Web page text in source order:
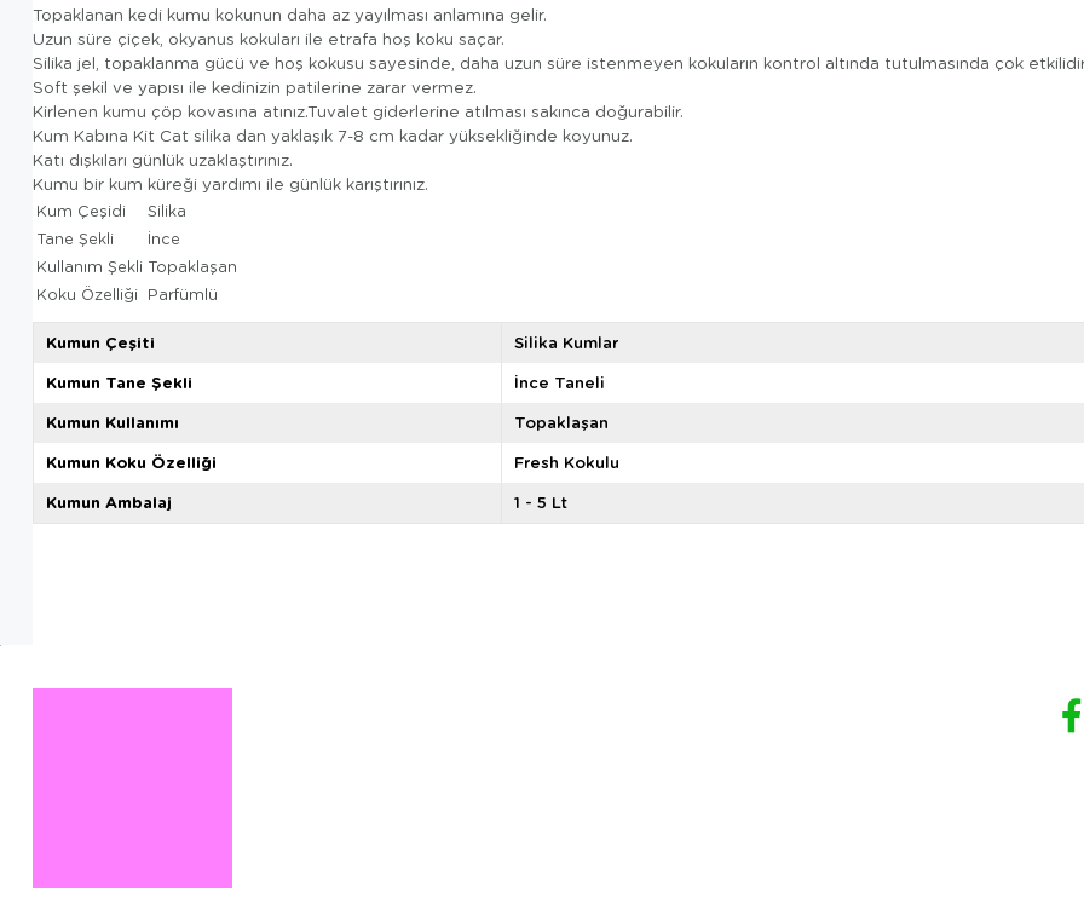
Topaklanan kedi kumu kokunun daha az yayılması anlamına gelir.
Uzun süre çiçek, okyanus kokuları ile etrafa hoş koku saçar.
Silika jel, topaklanma gücü ve hoş kokusu sayesinde, daha uzun süre istenmeyen kokuların kontrol altında tutulmasında çok
Soft şekil ve yapısı ile kedinizin patilerine zarar vermez.
Kirlenen kumu çöp kovasına atınız.Tuvalet giderlerine atılması sakınca doğurabilir.
Kum Kabına Kit Cat silika dan yaklaşık 7-8 cm kadar yüksekliğinde koyunuz.
Katı dışkıları günlük uzaklaştırınız.
Kumu bir kum küreği yardımı ile günlük karıştırınız.
Kum Çeşidi
Silika
Tane Şekli
İnce
Kullanım Şekli Topaklaşan
Koku Özelliği Parfümlü
Kumun Çeşiti
Silika Kumlar
Kumun Tane Şekli
İnce Taneli
Kumun Kullanımı
Topaklaşan
Kumun Koku Özelliği
Fresh Kokulu
Kumun Ambalaj
1 - 5 Lt